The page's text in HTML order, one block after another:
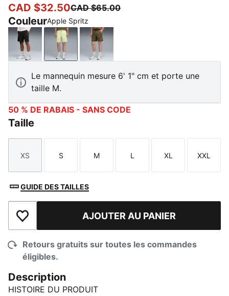
CAD $32.50CAD $65.00
CouleurApple Spritz
PUMA BlackApple SpritzLoden Green
Le mannequin mesure 6' 1" cm et porte une
taille M.
50 % DE RABAIS - SANS CODE
Taille
Taille
XS
Taille
S
Taille
M
Taille
L
Taille
XL
Taille
XXL
GUIDE DES TAILLES
Ajouter à la liste de souhaits
AJOUTER AU PANIER
Retours gratuits sur toutes les commandes
éligibles.
Description
HISTOIRE DU PRODUIT